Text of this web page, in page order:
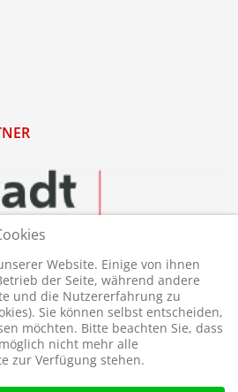
Website. Einige von ihnen
der Seite, während andere
und die Nutzererfahrung zu
Sie können selbst entscheiden,
möchten. Bitte beachten Sie, dass
nicht mehr alle
zur Verfügung stehen.